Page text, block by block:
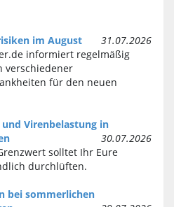
im August
31.07.2026
informiert regelmäßig
verschiedener
für den neuen
Virenbelastung in
30.07.2026
solltet Ihr Eure
durchlüften.
bei sommerlichen